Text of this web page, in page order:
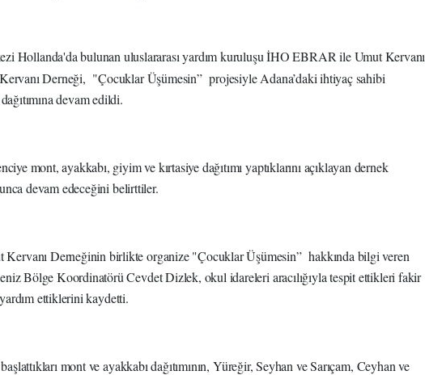
Hollanda'da bulunan uluslararası yardım kuruluşu İHO EBRAR ile Umut Kervanı
Derneği, "Çocuklar Üşümesin” projesiyle Adana’daki ihtiyaç sahibi
devam edildi.
mont, ayakkabı, giyim ve kırtasiye dağıtımı yaptıklarını açıklayan dernek
devam edeceğini belirttiler.
Derneğinin birlikte organize "Çocuklar Üşümesin” hakkında bilgi veren
Bölge Koordinatörü Cevdet Dizlek, okul idareleri aracılığıyla tespit ettikleri fakir
ettiklerini kaydetti.
mont ve ayakkabı dağıtımının, Yüreğir, Seyhan ve Sarıçam, Ceyhan ve